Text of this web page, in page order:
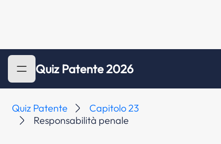
Quiz Patente 2026
Quiz Patente
Capitolo 23
Responsabilità penale